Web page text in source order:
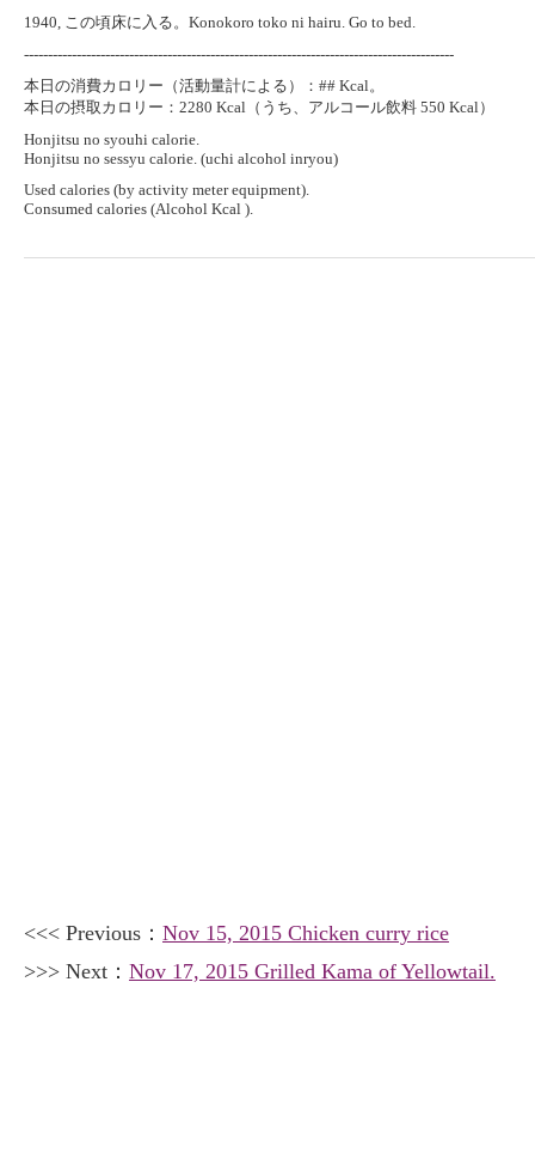
1940, この頃床に入る。Konokoro toko ni hairu. Go to bed.
------------------------------------------------------------------------------------------
本日の消費カロリー（活動量計による）：## Kcal。
本日の摂取カロリー：2280 Kcal（うち、アルコール飲料 550 Kcal）
Honjitsu no syouhi calorie.
Honjitsu no sessyu calorie. (uchi alcohol inryou)
Used calories (by activity meter equipment).
Consumed calories (Alcohol Kcal ).
<<< Previous： Nov 15, 2015 Chicken curry rice
>>> Next： Nov 17, 2015 Grilled Kama of Yellowtail.